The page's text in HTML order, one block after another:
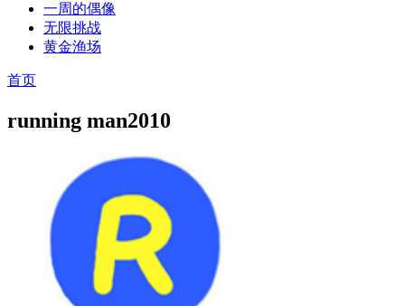
一周的偶像
无限挑战
黄金渔场
首页
running man2010